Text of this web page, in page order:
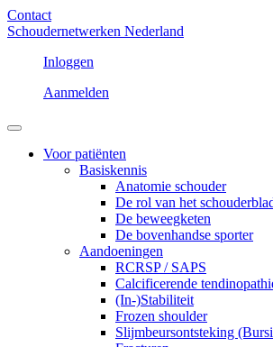
Contact
Schoudernetwerken Nederland
Inloggen
Aanmelden
Voor patiënten
Basiskennis
Anatomie schouder
De rol van het
De beweegketen
De bovenhandse sporter
Aandoeningen
RCRSP / SAPS
Calcificerende
(In-)Stabiliteit
Frozen shoulder
Slijmbeursontsteking